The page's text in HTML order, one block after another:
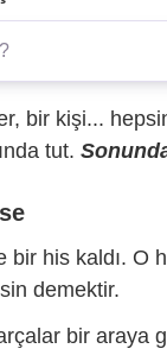
bir kişi...
tut.
his kaldı. O
demektir.
bir araya